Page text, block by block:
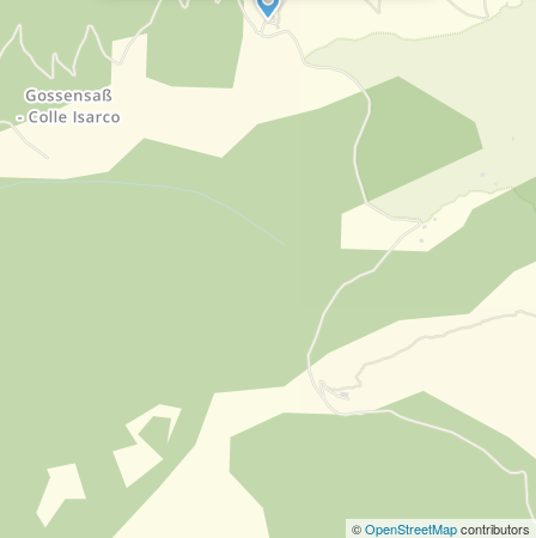
©OpenStreetMapcontributors